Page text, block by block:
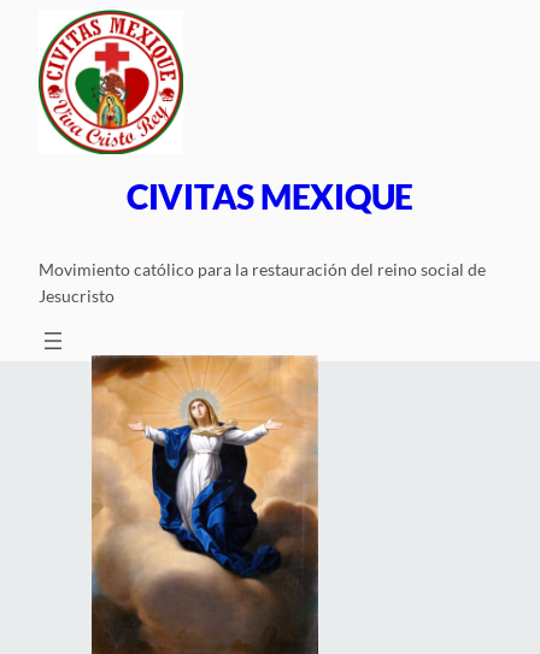
contenido
CIVITAS MEXIQUE
Movimiento católico para la restauración del reino social de
Jesucristo